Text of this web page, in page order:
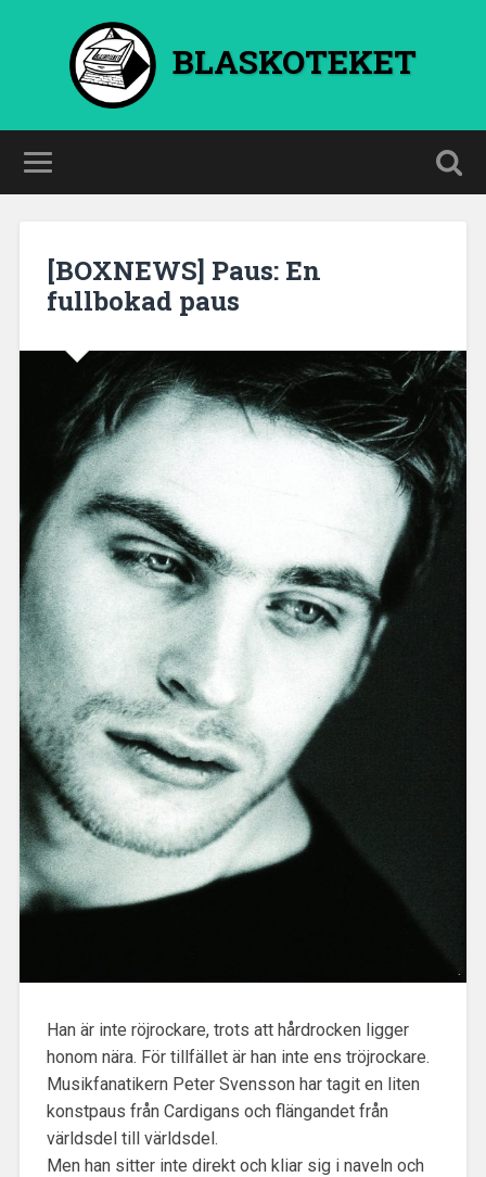
BLASKOTEKET
[BOXNEWS] Paus: En
fullbokad paus
Han är inte röjrockare, trots att hårdrocken ligger
honom nära. För tillfället är han inte ens tröjrockare.
Musikfanatikern Peter Svensson har tagit en liten
konstpaus från Cardigans och flängandet från
världsdel till världsdel.
Men han sitter inte direkt och kliar sig i naveln och